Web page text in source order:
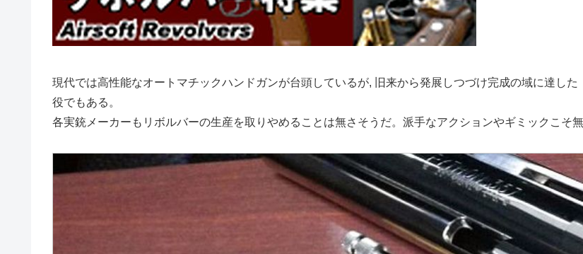
現代では高性能なオートマチックハンドガンが台頭しているが, 旧来から発展しつづけ完成の域に達し
役でもある。
各実銃メーカーもリボルバーの生産を取りやめることは無さそうだ。派手なアクションやギミックこそ